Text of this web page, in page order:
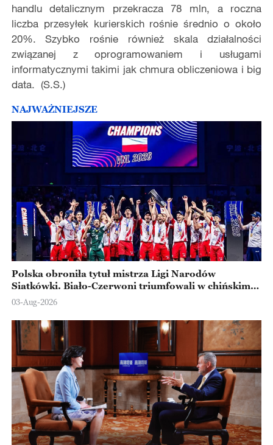
handlu detalicznym przekracza 78 mln, a roczna
liczba przesyłek kurierskich rośnie średnio o około
20%. Szybko rośnie również skala działalności
związanej z oprogramowaniem i usługami
informatycznymi takimi jak chmura obliczeniowa i big
data. (S.S.)
NAJWAŻNIEJSZE
Polska obroniła tytuł mistrza Ligi Narodów
Siatkówki. Biało-Czerwoni triumfowali w chińskim
Ningbo
03-Aug-2026